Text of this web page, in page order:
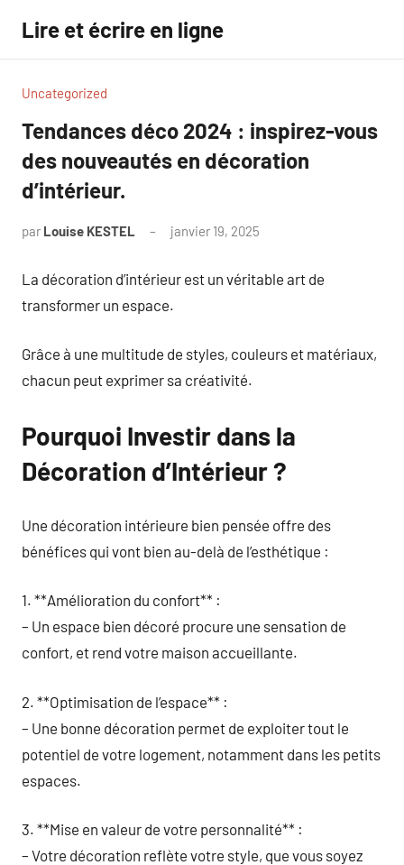
contenu
Lire et écrire en ligne
Uncategorized
Tendances déco 2024 : inspirez-vous
des nouveautés en décoration
d’intérieur.
par Louise KESTEL janvier 19, 2025
La décoration d’intérieur est un véritable art de
transformer un espace.
Grâce à une multitude de styles, couleurs et matériaux,
chacun peut exprimer sa créativité.
Pourquoi Investir dans la
Décoration d’Intérieur ?
Une décoration intérieure bien pensée offre des
bénéfices qui vont bien au-delà de l’esthétique :
1. **Amélioration du confort** :
– Un espace bien décoré procure une sensation de
confort, et rend votre maison accueillante.
2. **Optimisation de l’espace** :
– Une bonne décoration permet de exploiter tout le
potentiel de votre logement, notamment dans les petits
espaces.
3. **Mise en valeur de votre personnalité** :
– Votre décoration reflète votre style, que vous soyez